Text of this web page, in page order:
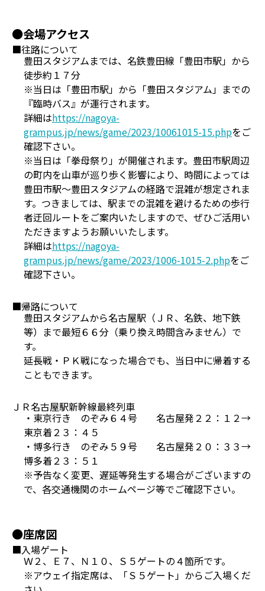
●会場アクセス
■往路について
豊田スタジアムまでは、名鉄豊田線「豊田市駅」から
徒歩約１７分
※当日は「豊田市駅」から「豊田スタジアム」までの
『臨時バス』が運行されます。
詳細はhttps://nagoya-
grampus.jp/news/game/2023/10061015-15.phpをご
確認下さい。
※当日は「拳母祭り」が開催されます。豊田市駅周辺
の町内を山車が巡り歩く影響により、時間によっては
豊田市駅〜豊田スタジアムの経路で混雑が想定されま
す。つきましては、駅までの混雑を避けるための歩行
者迂回ルートをご案内いたしますので、ぜひご活用い
ただきますようお願いいたします。
詳細はhttps://nagoya-
grampus.jp/news/game/2023/1006-1015-2.phpをご
確認下さい。
■帰路について
豊田スタジアムから名古屋駅（ＪＲ、名鉄、地下鉄
等）まで最短６６分（乗り換え時間含みません）で
す。
延長戦・ＰＫ戦になった場合でも、当日中に帰着する
こともできます。
ＪＲ名古屋駅新幹線最終列車
・東京行き のぞみ６４号 名古屋発２２：１２→
東京着２３：４５
・博多行き のぞみ５９号 名古屋発２０：３３→
博多着２３：５１
※予告なく変更、遅延等発生する場合がございますの
で、各交通機関のホームページ等でご確認下さい。
●座席図
■入場ゲート
Ｗ２、Ｅ７、Ｎ１０、Ｓ５ゲートの４箇所です。
※アウェイ指定席は、「Ｓ５ゲート」からご入場くだ